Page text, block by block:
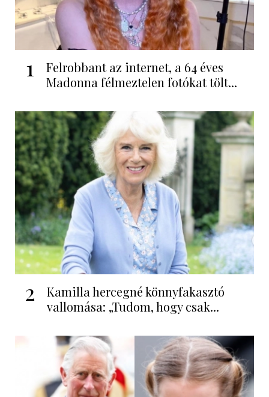
1
Felrobbant az internet, a 64 éves
Madonna félmeztelen fotókat tölt...
2
Kamilla hercegné könnyfakasztó
vallomása: „Tudom, hogy csak...